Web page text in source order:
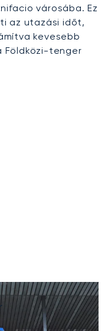
városába. Ez
az utazási időt,
kevesebb
Földközi-tenger